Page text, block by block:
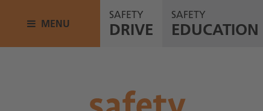
MENU
SAFETY
DRIVE
SAFETY
EDUCATION